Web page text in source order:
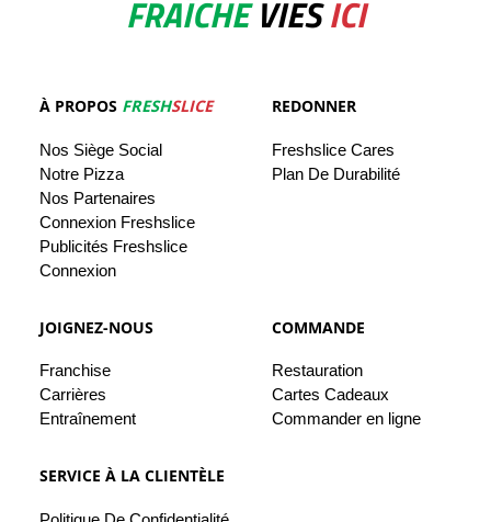
FRAÎCHEVIESICI
À PROPOS FRESHSLICE
Nos Siège Social
Notre Pizza
Nos Partenaires
Connexion Freshslice
Publicités Freshslice
Connexion
REDONNER
Freshslice Cares
Plan De Durabilité
JOIGNEZ-NOUS
Franchise
Carrières
Entraînement
COMMANDE
Restauration
Cartes Cadeaux
Commander en ligne
SERVICE À LA CLIENTÈLE